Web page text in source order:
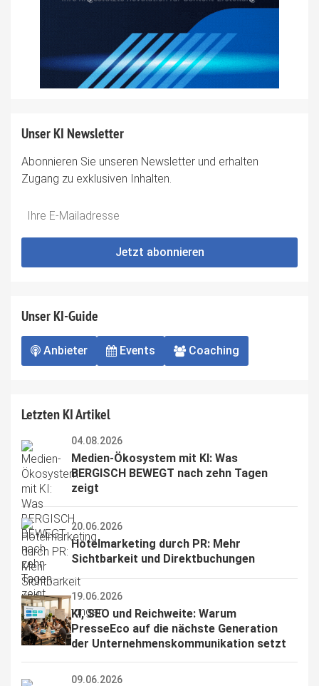
Unser KI Newsletter
Abonnieren Sie unseren Newsletter und erhalten
Zugang zu exklusiven Inhalten.
Do
fill
*Ihre
Mailadresse:
Jetzt abonnieren
Unser KI-Guide
Anbieter Events Coaching
Letzten KI Artikel
04.08.2026
Medien-Ökosystem mit KI: Was
BERGISCH BEWEGT nach zehn Tagen
zeigt
20.06.2026
Hotelmarketing durch PR: Mehr
Sichtbarkeit und Direktbuchungen
19.06.2026
KI, SEO und Reichweite: Warum
PresseEco auf die nächste Generation
der Unternehmenskommunikation setzt
09.06.2026